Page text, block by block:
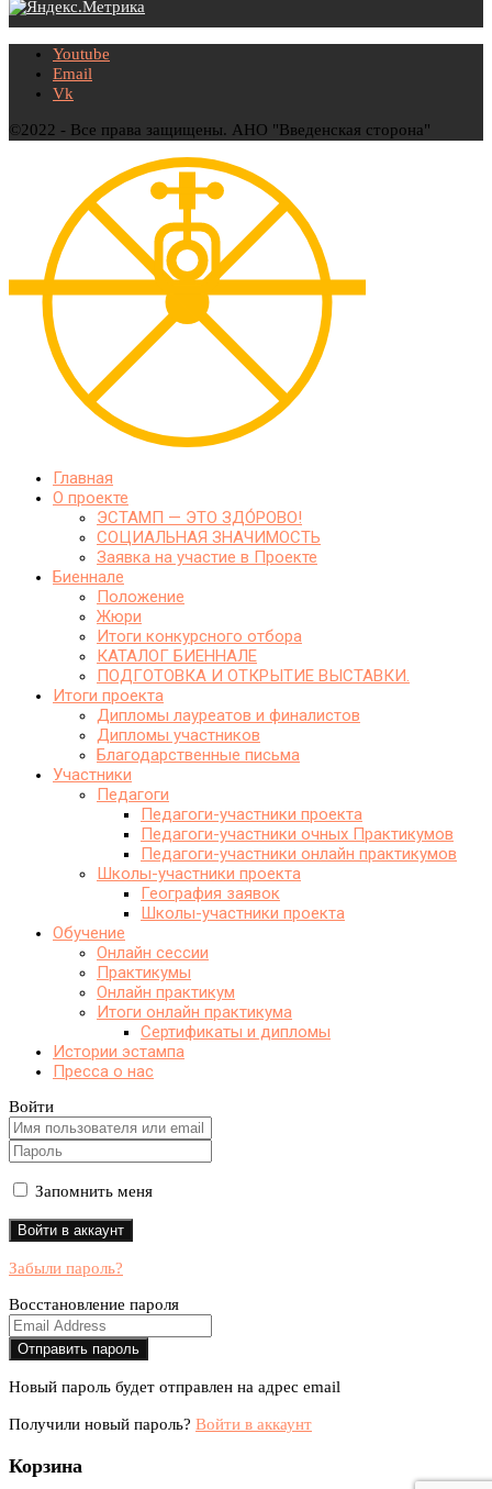
Youtube
Email
Vk
©2022 - Все права защищены. АНО "Введенская сторона"
Главная
О проекте
ЭСТАМП — ЭТО ЗДО́РОВО!
СОЦИАЛЬНАЯ ЗНАЧИМОСТЬ
Заявка на участие в Проекте
Биеннале
Положение
Жюри
Итоги конкурсного отбора
КАТАЛОГ БИЕННАЛЕ
ПОДГОТОВКА И ОТКРЫТИЕ ВЫСТАВКИ.
Итоги проекта
Дипломы лауреатов и финалистов
Дипломы участников
Благодарственные письма
Участники
Педагоги
Педагоги-участники проекта
Педагоги-участники очных Практикумов
Педагоги-участники онлайн практикумов
Школы-участники проекта
География заявок
Школы-участники проекта
Обучение
Онлайн сессии
Практикумы
Онлайн практикум
Итоги онлайн практикума
Сертификаты и дипломы
Истории эстампа
Пресса о нас
Войти
Запомнить меня
Забыли пароль?
Восстановление пароля
Новый пароль будет отправлен на адрес email
Получили новый пароль? Войти в аккаунт
Корзина